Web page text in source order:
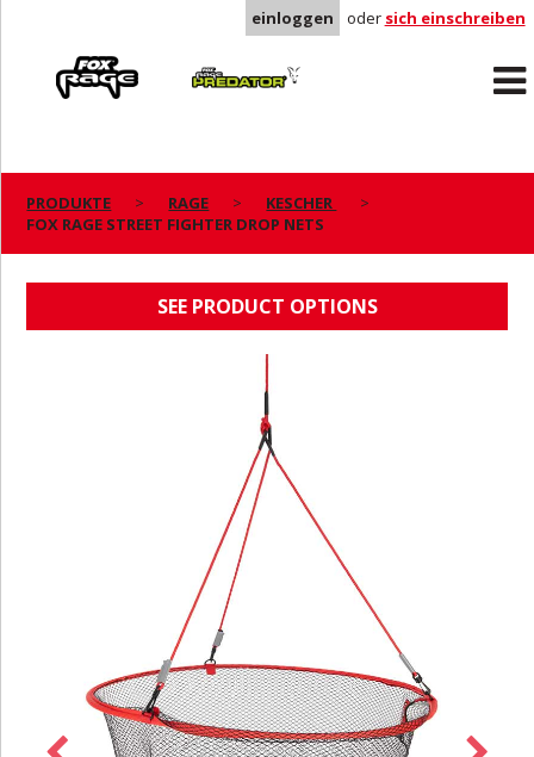
einloggen oder sich einschreiben
Predator
PRODUKTE RAGE
KESCHER
FOX RAGE STREET FIGHTER DROP NETS
SEE PRODUCT OPTIONS